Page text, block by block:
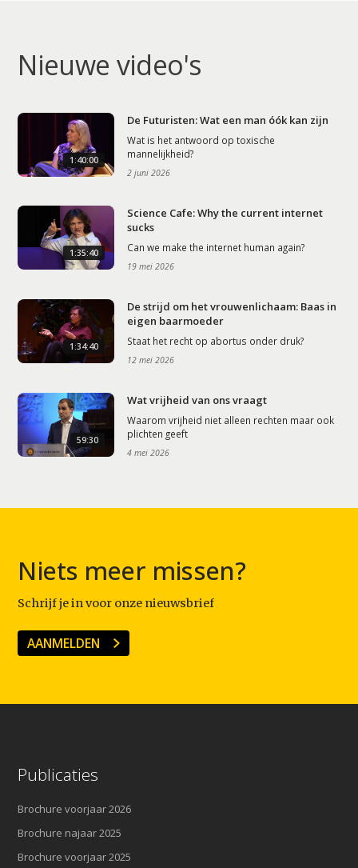
Nieuwe video's
1:40:00
De Futuristen: Wat een man óók kan zijn
Wat is het antwoord op toxische
mannelijkheid?
2 juni 2026
1:35:40
Science Cafe: Why the current internet
sucks
Can we make the internet human again?
19 mei 2026
1:34:40
De strijd om het vrouwenlichaam: Baas in
eigen baarmoeder
Staat het recht op abortus onder druk?
12 mei 2026
59:30
Wat vrijheid van ons vraagt
Waarom vrijheid niet alleen rechten maar ook
plichten geeft
4 mei 2026
Niets meer missen?
Schrijf je in voor onze nieuwsbrief
AANMELDEN
Publicaties
Brochure voorjaar 2026
Brochure najaar 2025
Brochure voorjaar 2025